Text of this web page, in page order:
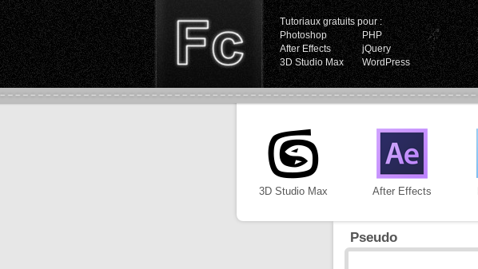
Tutoriaux gratuits pour :
Photoshop
PHP
After Effects
jQuery
3D Studio Max
WordPress
3D Studio Max After Effects
Pseudo